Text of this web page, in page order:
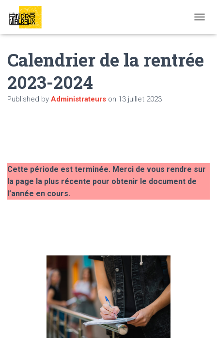
Calendrier de la rentrée
2023-2024
Published by Administrateurs on 13 juillet 2023
Cette période est terminée. Merci de vous rendre sur
la page la plus récente pour obtenir le document de
l’année en cours.